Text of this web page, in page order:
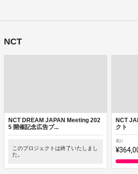
NCT
NCT DREAM JAPAN Meeting 202
5 開催記念広告プ...
このプロジェクトは終了いたしまし
た。
NCT
クト
累計